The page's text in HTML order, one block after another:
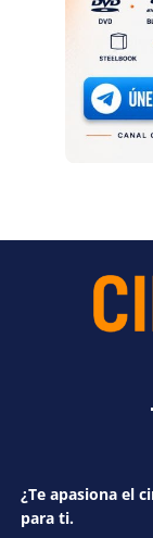
¿Te apasiona el
para ti.